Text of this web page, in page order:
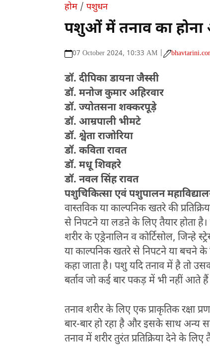
होम / पशुधन
पशुओं में तनाव का
07 October 2024, 10:33 AM |
डॉ. दीपिका डायना जैस्सी
डॉ. मनोज कुमार अहिरवार
डॉ. ज्योतसना शक्करपूड़े
डॉ. आम्रपाली भीमटे
डॉ. श्वेता राजोरिया
डॉ. कविता रावत
डॉ. मधू शिवहरे
डॉ. नवल सिंह रावत
पशुचिकित्सा एवं पशुपालन
वास्तविक या काल्पनिक खतरे की
से निपटने या लडऩे के लिए तैयार होता है।
शरीर के एड्रेनालिन व कोर्टिसोल, जिन्हे
या काल्पनिक खतरे से निपटने या बचने के
कहा जाता है। पशु यदि तनाव में है तो
बर्ताव जो कई बार पकड़ में भी नहीं आते
तनाव शरीर के लिए एक प्राकृतिक रक्षा
बार-बार हो रहा है और इसके साथ अन्य
तनाव में शरीर तुरंत प्रतिक्रिया देने के